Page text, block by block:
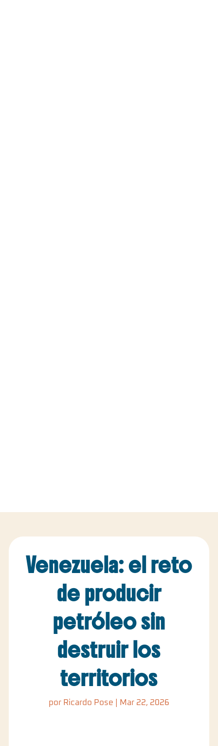
Venezuela: el reto
de producir
petróleo sin
destruir los
territorios
por Ricardo Pose Mar 22, 2026